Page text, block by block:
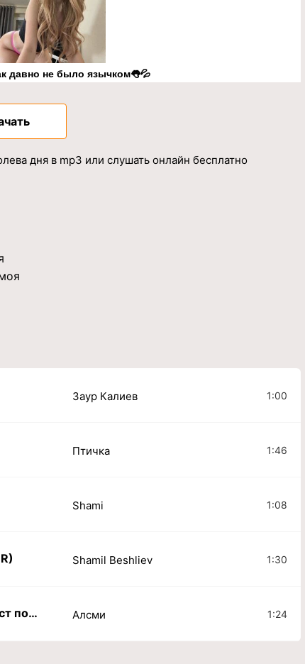
давно не было язычком👅💦
дня в mp3 или слушать онлайн бесплатно
Заур Калиев 1:00
Птичка 1:46
Shami 1:08
Shamil Beshliev 1:30
Но твоя душа мне не даст покой Алсми 1:24